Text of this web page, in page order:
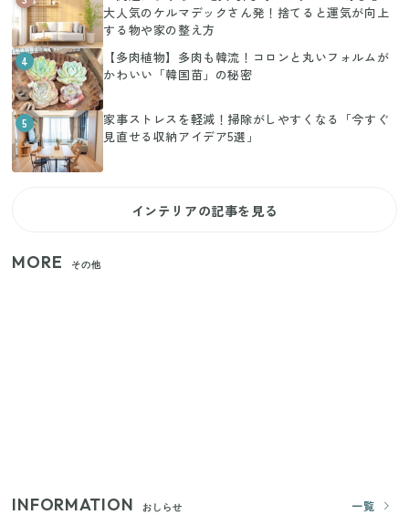
大人気のケルマデックさん発！捨てると運気が向上
する物や家の整え方
4
【多肉植物】多肉も韓流！コロンと丸いフォルムが
かわいい「韓国苗」の秘密
5
家事ストレスを軽減！掃除がしやすくなる「今すぐ
見直せる収納アイデア5選」
インテリアの記事を見る
MORE その他
INFORMATION おしらせ
一覧